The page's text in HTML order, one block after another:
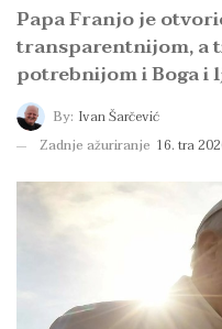
Papa Franjo je
transparentnijom, a
potrebnijom i Boga i
By: Ivan Šarčević
Zadnje ažuriranje 16. tra